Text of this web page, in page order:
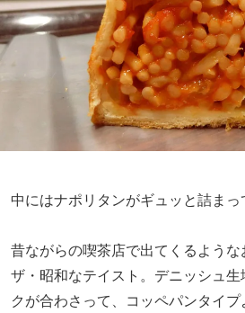
中にはナポリタンがギュッと詰まっ
昔ながらの喫茶店で出てくるような
ザ・昭和なテイスト。デニッシュ
クが合わさって、コッペパンタイ